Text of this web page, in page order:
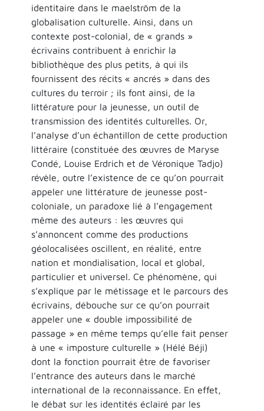
identitaire dans le maelström de la
globalisation culturelle. Ainsi, dans un
contexte post-colonial, de « grands »
écrivains contribuent à enrichir la
bibliothèque des plus petits, à qui ils
fournissent des récits « ancrés » dans des
cultures du terroir ; ils font ainsi, de la
littérature pour la jeunesse, un outil de
transmission des identités culturelles. Or,
l’analyse d’un échantillon de cette production
littéraire (constituée des œuvres de Maryse
Condé, Louise Erdrich et de Véronique Tadjo)
révèle, outre l’existence de ce qu’on pourrait
appeler une littérature de jeunesse post-
coloniale, un paradoxe lié à l’engagement
même des auteurs : les œuvres qui
s’annoncent comme des productions
géolocalisées oscillent, en réalité, entre
nation et mondialisation, local et global,
particulier et universel. Ce phénomène, qui
s’explique par le métissage et le parcours des
écrivains, débouche sur ce qu’on pourrait
appeler une « double impossibilité de
passage » en même temps qu’elle fait penser
à une « imposture culturelle » (Hélé Béji)
dont la fonction pourrait être de favoriser
l’entrance des auteurs dans le marché
international de la reconnaissance. En effet,
le débat sur les identités éclairé par les